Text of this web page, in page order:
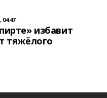
избавит
тяжёлого